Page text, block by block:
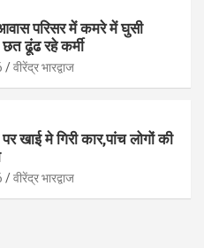
परिसर में कमरे में घुसी
ढूंढ रहे कर्मी
वीरेंद्र भारद्वाज
खाई मे गिरी कार,पांच लोगों की
वीरेंद्र भारद्वाज